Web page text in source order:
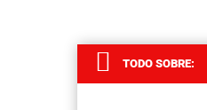
TODO SOBRE: